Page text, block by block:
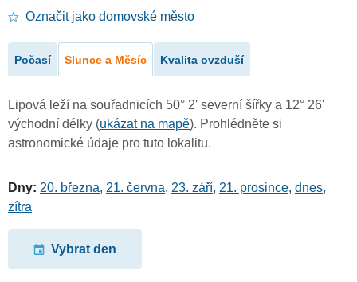
Označit jako domovské město
Počasí Slunce a Měsíc Kvalita ovzduší
Lipová leží na souřadnicích 50° 2' severní šířky a 12° 26'
východní délky (ukázat na mapě). Prohlédněte si
astronomické údaje pro tuto lokalitu.
Dny: 20. března, 21. června, 23. září, 21. prosince, dnes,
zítra
Vybrat den